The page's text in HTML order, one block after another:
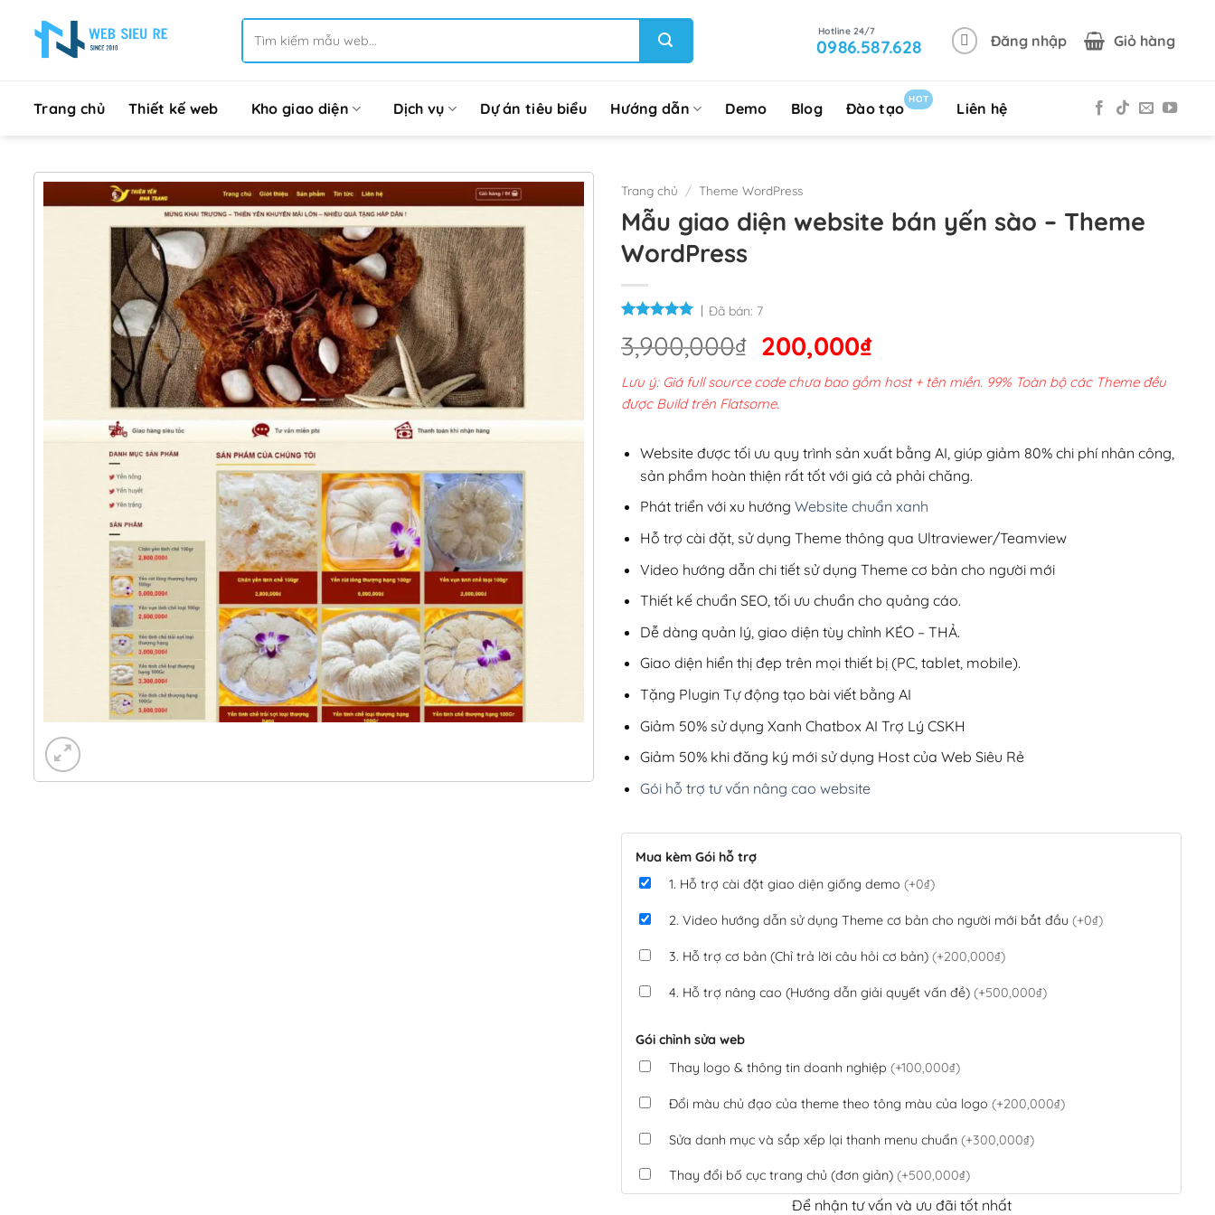
kiếm:
0986.587.628 Đăng nhập Giỏ hàng
Trang chủ Thiết kế web Kho giao diện Dịch vụ Dự án tiêu biểu Hướng dẫn Demo Blog Đào tạo
HOT
Liên hệ
Trang chủ / Theme WordPress
Mẫu giao diện website bán yến sào – Theme
WordPress
Đã bán: 7
3,900,000₫ Giá
gốc
là:
200,000₫Giá
hiện
tại
200,000₫.
Lưu ý: Giá full source code chưa bao gồm host + tên miền. 99% Toàn bộ các Theme đều
được Build trên Flatsome.
Website được tối ưu quy trình sản xuất bằng AI, giúp giảm 80% chi phí nhân công,
sản phẩm hoàn thiện rất tốt với giá cả phải chăng.
Phát triển với xu hướng Website chuẩn xanh
Hỗ trợ cài đặt, sử dụng Theme thông qua Ultraviewer/Teamview
Video hướng dẫn chi tiết sử dụng Theme cơ bản cho người mới
Thiết kế chuẩn SEO, tối ưu chuẩn cho quảng cáo.
Dễ dàng quản lý, giao diện tùy chỉnh KÉO – THẢ.
Giao diện hiển thị đẹp trên mọi thiết bị (PC, tablet, mobile).
Tặng Plugin Tự động tạo bài viết bằng AI
Giảm 50% sử dụng Xanh Chatbox AI Trợ Lý CSKH
Giảm 50% khi đăng ký mới sử dụng Host của Web Siêu Rẻ
Gói hỗ trợ tư vấn nâng cao website
Mua kèm Gói hỗ trợ
1. Hỗ trợ cài đặt giao diện giống demo (+0₫)
2. Video hướng dẫn sử dụng Theme cơ bản cho người mới bắt đầu (+0₫)
3. Hỗ trợ cơ bản (Chỉ trả lời câu hỏi cơ bản) (+200,000₫)
4. Hỗ trợ nâng cao (Hướng dẫn giải quyết vấn đề) (+500,000₫)
Gói chỉnh sửa web
Thay logo & thông tin doanh nghiệp (+100,000₫)
Đổi màu chủ đạo của theme theo tông màu của logo (+200,000₫)
Sửa danh mục và sắp xếp lại thanh menu chuẩn (+300,000₫)
Thay đổi bố cục trang chủ (đơn giản) (+500,000₫)
Tích hợp thanh toán QR Code ngân hàng(+100,000₫)
Để nhận tư vấn và ưu đãi tốt nhất